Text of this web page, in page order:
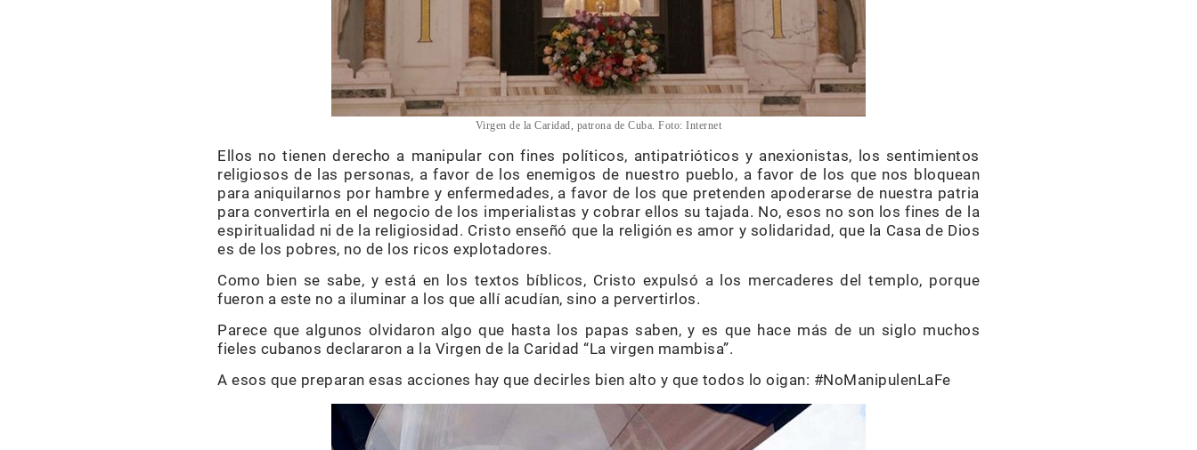
Virgen de la Caridad, patrona de Cuba. Foto: Internet
Ellos no tienen derecho a manipular con fines políticos, antipatrióticos y anexionistas, los sentimientos
religiosos de las personas, a favor de los enemigos de nuestro pueblo, a favor de los que nos bloquean
para aniquilarnos por hambre y enfermedades, a favor de los que pretenden apoderarse de nuestra patria
para convertirla en el negocio de los imperialistas y cobrar ellos su tajada. No, esos no son los fines de la
espiritualidad ni de la religiosidad. Cristo enseñó que la religión es amor y solidaridad, que la Casa de Dios
es de los pobres, no de los ricos explotadores.
Como bien se sabe, y está en los textos bíblicos, Cristo expulsó a los mercaderes del templo, porque
fueron a este no a iluminar a los que allí acudían, sino a pervertirlos.
Parece que algunos olvidaron algo que hasta los papas saben, y es que hace más de un siglo muchos
fieles cubanos declararon a la Virgen de la Caridad “La virgen mambisa”.
A esos que preparan esas acciones hay que decirles bien alto y que todos lo oigan: #NoManipulenLaFe